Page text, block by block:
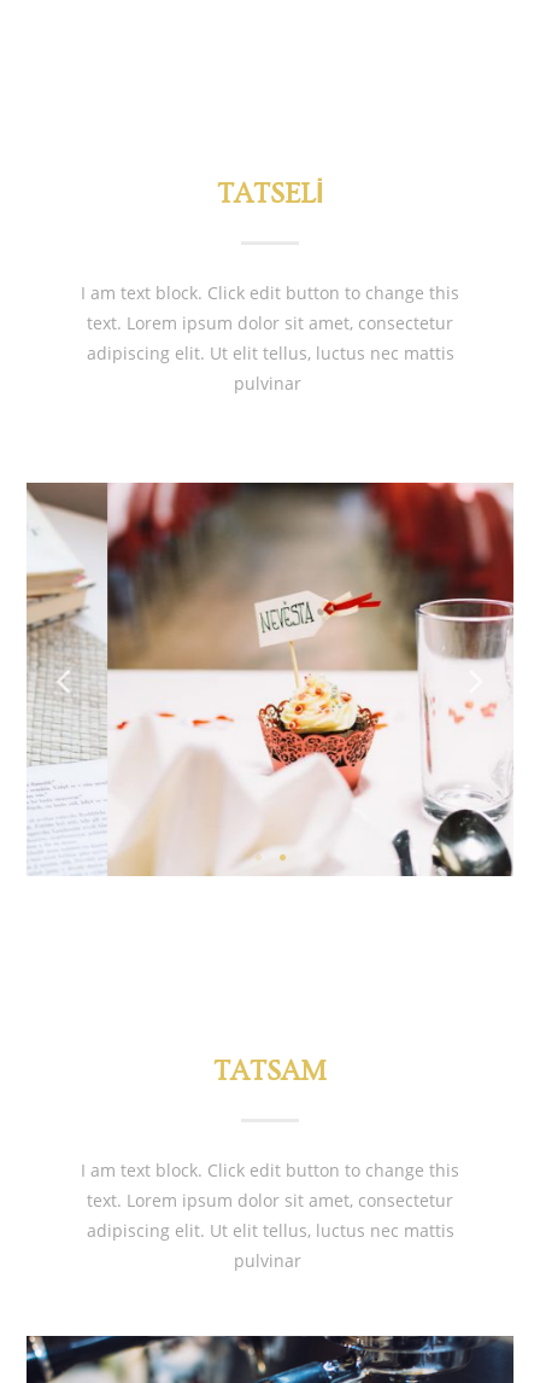
TATSELI
I am text block. Click edit button to change this
text. Lorem ipsum dolor sit amet, consectetur
adipiscing elit. Ut elit tellus, luctus nec mattis
pulvinar
TATSAM
I am text block. Click edit button to change this
text. Lorem ipsum dolor sit amet, consectetur
adipiscing elit. Ut elit tellus, luctus nec mattis
pulvinar